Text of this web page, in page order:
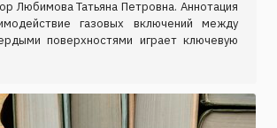
Любимова Татьяна Петровна. Аннотация
газовых включений между
поверхностями играет ключевую